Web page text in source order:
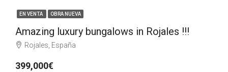
EN VENTA OBRA NUEVA
Amazing luxury bungalows in Rojales !!!
Rojales, España
399,000€